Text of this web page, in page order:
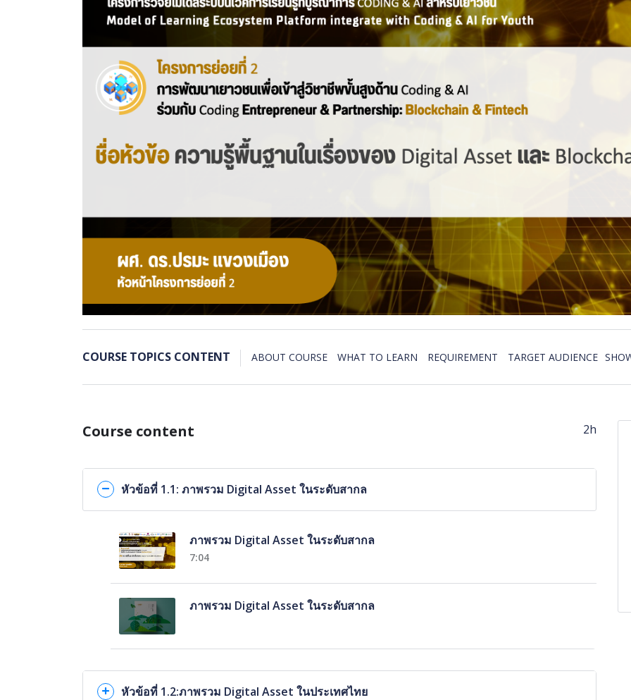
COURSE TOPICS CONTENT ABOUT COURSE WHAT TO LEARN REQUIREMENT TARGET AUDIENCE
Course content 2h
หัวข้อที่ 1.1: ภาพรวม Digital Asset ในระดับสากล
ภาพรวม Digital Asset ในระดับสากล
7:04
ภาพรวม Digital Asset ในระดับสากล
หัวข้อที่ 1.2:ภาพรวม Digital Asset ในประเทศไทย